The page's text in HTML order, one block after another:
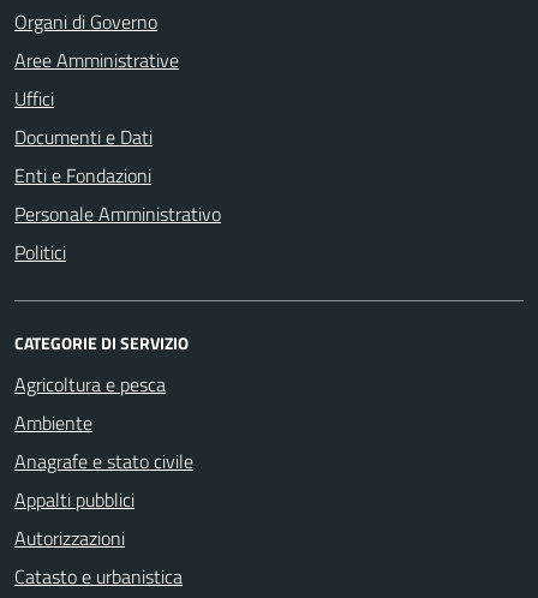
Organi di Governo
Aree Amministrative
Uffici
Documenti e Dati
Enti e Fondazioni
Personale Amministrativo
Politici
CATEGORIE DI SERVIZIO
Agricoltura e pesca
Ambiente
Anagrafe e stato civile
Appalti pubblici
Autorizzazioni
Catasto e urbanistica